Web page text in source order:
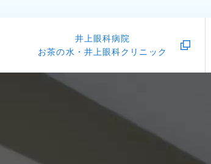
井上眼科病院
お茶の水・井上眼科クリニック